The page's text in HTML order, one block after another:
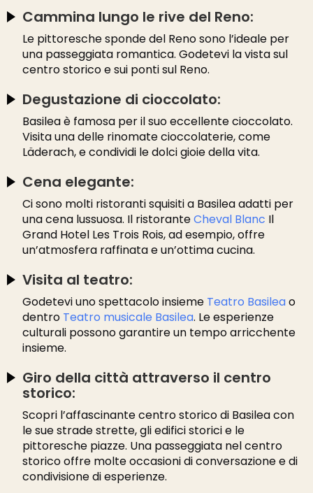
Cammina lungo le rive del Reno:
Le pittoresche sponde del Reno sono l’ideale per
una passeggiata romantica. Godetevi la vista sul
centro storico e sui ponti sul Reno.
Degustazione di cioccolato:
Basilea è famosa per il suo eccellente cioccolato.
Visita una delle rinomate cioccolaterie, come
Läderach, e condividi le dolci gioie della vita.
Cena elegante:
Ci sono molti ristoranti squisiti a Basilea adatti per
una cena lussuosa. Il ristoranteCheval Blanc Il
Grand Hotel Les Trois Rois, ad esempio, offre
un’atmosfera raffinata e un’ottima cucina.
Visita al teatro:
Godetevi uno spettacolo insieme Teatro Basileao
dentro Teatro musicale Basilea. Le esperienze
culturali possono garantire un tempo arricchente
insieme.
Giro della città attraverso il centro
storico:
Scopri l’affascinante centro storico di Basilea con
le sue strade strette, gli edifici storici e le
pittoresche piazze. Una passeggiata nel centro
storico offre molte occasioni di conversazione e di
condivisione di esperienze.